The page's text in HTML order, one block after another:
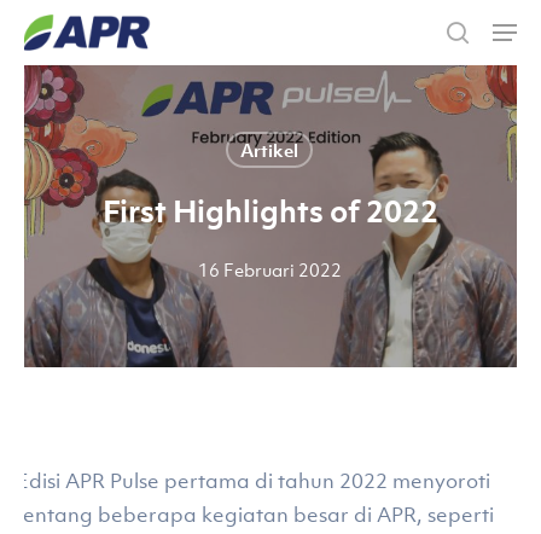
Skip
main
content
Artikel
First Highlights of 2022
16 Februari 2022
Edisi APR Pulse pertama di tahun 2022 menyoroti
tentang beberapa kegiatan besar di APR, seperti